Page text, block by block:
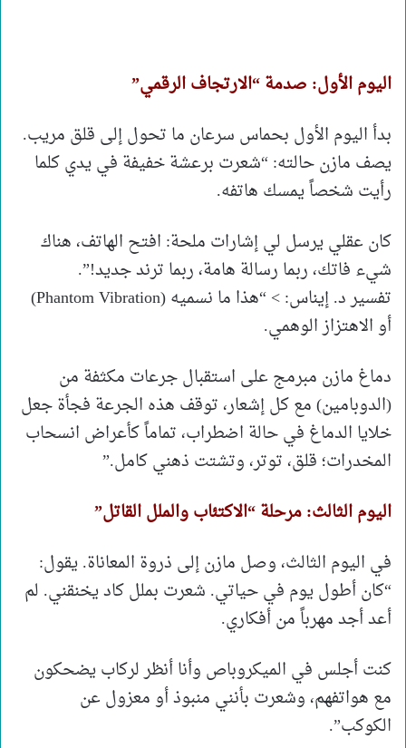
اليوم الأول: صدمة “الارتجاف الرقمي”
بدأ اليوم الأول بحماس سرعان ما تحول إلى قلق مريب.
يصف مازن حالته: “شعرت برعشة خفيفة في يدي كلما
رأيت شخصاً يمسك هاتفه.
كان عقلي يرسل لي إشارات ملحة: افتح الهاتف، هناك
شيء فاتك، ربما رسالة هامة، ربما ترند جديد!”.
تفسير د. إيناس: > “هذا ما نسميه (Phantom Vibration)
أو الاهتزاز الوهمي.
دماغ مازن مبرمج على استقبال جرعات مكثفة من
(الدوبامين) مع كل إشعار، توقف هذه الجرعة فجأة جعل
خلايا الدماغ في حالة اضطراب، تماماً كأعراض انسحاب
المخدرات؛ قلق، توتر، وتشتت ذهني كامل.”
اليوم الثالث: مرحلة “الاكتئاب والملل القاتل”
في اليوم الثالث، وصل مازن إلى ذروة المعاناة. يقول:
“كان أطول يوم في حياتي. شعرت بملل كاد يخنقني. لم
أعد أجد مهرباً من أفكاري.
كنت أجلس في الميكروباص وأنا أنظر لركاب يضحكون
مع هواتفهم، وشعرت بأنني منبوذ أو معزول عن
الكوكب”.